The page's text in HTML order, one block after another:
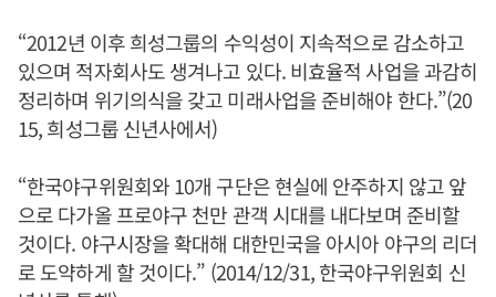
“2012년 이후 희성그룹의 수익성이 지속적으로 감소하고
있으며 적자회사도 생겨나고 있다. 비효율적 사업을 과감히
정리하며 위기의식을 갖고 미래사업을 준비해야 한다.”(20
15, 희성그룹 신년사에서)
“한국야구위원회와 10개 구단은 현실에 안주하지 않고 앞
으로 다가올 프로야구 천만 관객 시대를 내다보며 준비할
것이다. 야구시장을 확대해 대한민국을 아시아 야구의 리더
로 도약하게 할 것이다.” (2014/12/31, 한국야구위원회 신